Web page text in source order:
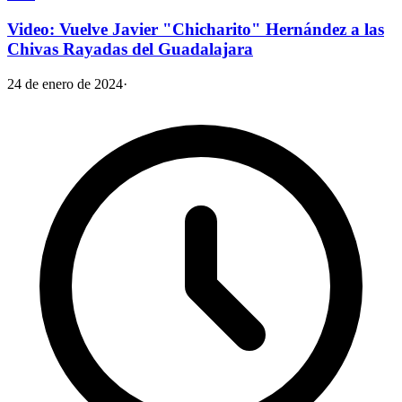
Video: Vuelve Javier "Chicharito" Hernández a las
Chivas Rayadas del Guadalajara
24 de enero de 2024·